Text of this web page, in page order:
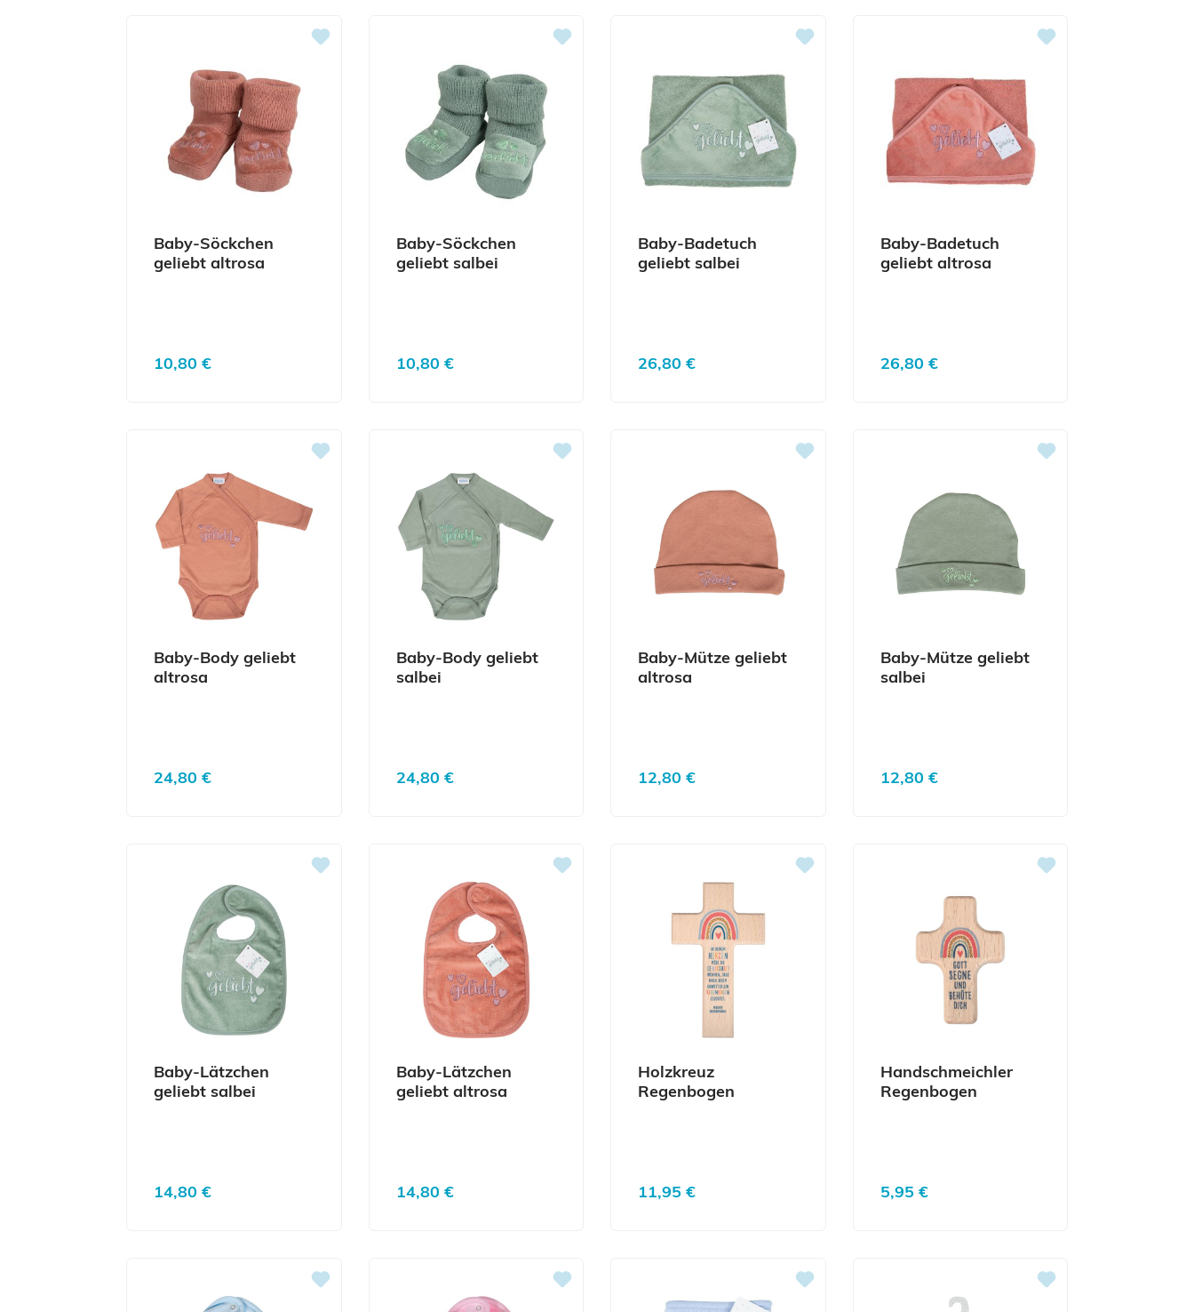
Baby-Söckchen
geliebt altrosa
Regulärer Preis:
10,80 €
Baby-Söckchen
geliebt salbei
Regulärer Preis:
10,80 €
Baby-Badetuch
geliebt salbei
Regulärer Preis:
26,80 €
Baby-Badetuch
geliebt altrosa
Regulärer Preis:
26,80 €
Baby-Body geliebt
altrosa
Regulärer Preis:
24,80 €
Baby-Body geliebt
salbei
Regulärer Preis:
24,80 €
Baby-Mütze geliebt
altrosa
Regulärer Preis:
12,80 €
Baby-Mütze geliebt
salbei
Regulärer Preis:
12,80 €
Baby-Lätzchen
geliebt salbei
Regulärer Preis:
14,80 €
Baby-Lätzchen
geliebt altrosa
Regulärer Preis:
14,80 €
Holzkreuz
Regenbogen
Regulärer Preis:
11,95 €
Handschmeichler
Regenbogen
Regulärer Preis:
5,95 €